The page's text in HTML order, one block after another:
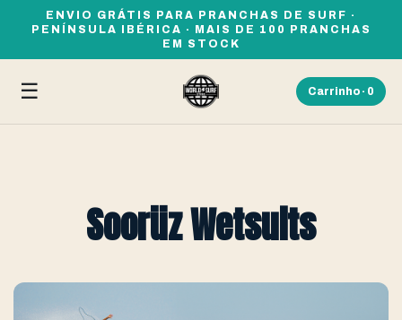
ENVIO GRÁTIS PARA PRANCHAS DE SURF ·
PENÍNSULA IBÉRICA · MAIS DE 100 PRANCHAS
EM STOCK
☰ Carrinho · 0
Soorüz Wetsuits